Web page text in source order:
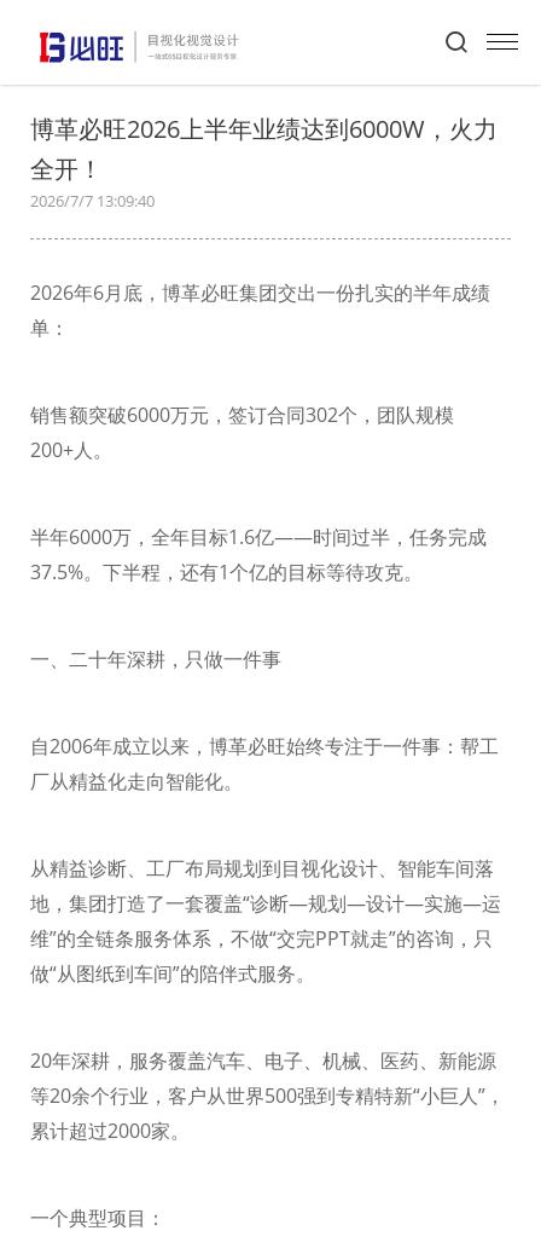
首页 > 必旺动态 > 新闻详情
博革必旺2026上半年业绩达到6000W，火力
全开！
2026/7/7 13:09:40
2026年6月底，博革必旺集团交出一份扎实的半年成绩
单：
销售额突破6000万元 ， 签订合同302个， 团队规模
200+人。
半年6000万，全年目标1.6亿——时间过半，任务完成
37.5%。下半程，还有1个亿的目标等待攻克。
一、二十年深耕，只做一件事
自2006年成立以来，博革必旺始终专注于一件事：帮工
厂从精益化走向智能化。
从精益诊断、工厂布局规划到目视化设计、智能车间落
地，集团打造了一套覆盖“诊断—规划—设计—实施—运
维”的全链条服务体系，不做“交完PPT就走”的咨询，只
做“从图纸到车间”的陪伴式服务。
20年深耕，服务覆盖汽车、电子、机械、医药、新能源
等20余个行业，客户从世界500强到专精特新“小巨人”，
累计超过2000家。
一个典型项目：